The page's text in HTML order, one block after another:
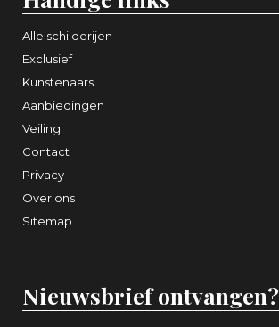
Alle schilderijen
Exclusief
Kunstenaars
Aanbiedingen
Veiling
Contact
Privacy
Over ons
Sitemap
Nieuwsbrief ontvangen?